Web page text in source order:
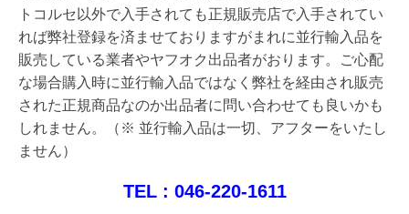
トコルセ以外で入手されても正規販売店で入手されてい
れば弊社登録を済ませておりますがまれに並行輸入品を
販売している業者やヤフオク出品者がおります。ご心配
な場合購入時に並行輸入品ではなく弊社を経由され販売
された正規商品なのか出品者に問い合わせても良いかも
しれません。
（※ 並行輸入品は一切、アフターをいたし
ません）
TEL : 046-220-1611